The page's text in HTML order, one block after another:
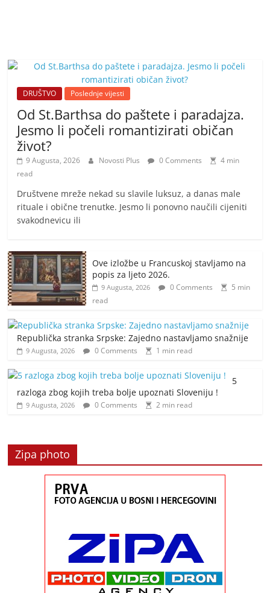
DRUŠTVO Poslednje vijesti
Od St.Barthsa do paštete i paradajza.
Jesmo li počeli romantizirati običan
život?
9 Augusta, 2026 Novosti Plus 0 Comments
4 min
read
Društvene mreže nekad su slavile luksuz, a danas male
rituale i obične trenutke. Jesmo li ponovno naučili cijeniti
svakodnevicu ili
Ove izložbe u Francuskoj stavljamo na
popis za ljeto 2026.
9 Augusta, 2026 0 Comments
5 min
read
Republička stranka Srpske: Zajedno nastavljamo snažnije
9 Augusta, 2026 0 Comments 1 min read
5
razloga zbog kojih treba bolje upoznati Sloveniju !
9 Augusta, 2026 0 Comments 2 min read
Zipa photo